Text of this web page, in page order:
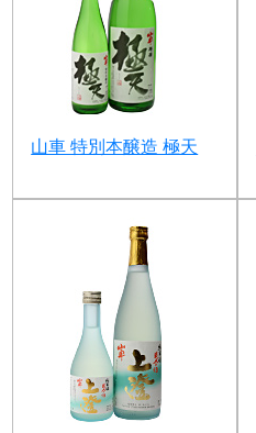
山車 特別本醸造 極天